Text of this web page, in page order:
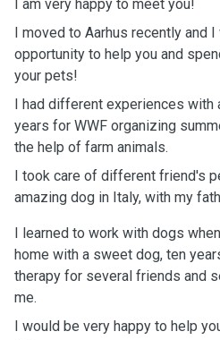
I am very happy to meet you!
I moved to Aarhus recently and
opportunity to help you and
your pets!
I had different experiences with
years for WWF organizing
the help of farm animals.
I took care of different friend's
amazing dog in Italy, with my
I learned to work with dogs
home with a sweet dog, ten
therapy for several friends and
me.
I would be very happy to help